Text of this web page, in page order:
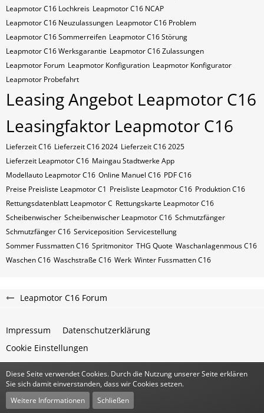
Leapmotor C16 Lochkreis Leapmotor C16 NCAP
Leapmotor C16 Neuzulassungen Leapmotor C16 Problem
Leapmotor C16 Sommerreifen Leapmotor C16 Störung
Leapmotor C16 Werksgarantie Leapmotor C16 Zulassungen
Leapmotor Forum Leapmotor Konfiguration Leapmotor Konfigurator
Leapmotor Probefahrt
Leasing Angebot Leapmotor C16
Leasingfaktor Leapmotor C16
Lieferzeit C16 Lieferzeit C16 2024 Lieferzeit C16 2025
Lieferzeit Leapmotor C16 Maingau Stadtwerke App
Modellauto Leapmotor C16 Online Manuel C16 PDF C16
Preise Preisliste Leapmotor C1 Preisliste Leapmotor C16 Produktion C16
Rettungsdatenblatt Leapmotor C Rettungskarte Leapmotor C16
Scheibenwischer Scheibenwischer Leapmotor​ C16 Schmutzfänger
Schmutzfänger C16 Serviceposition Servicestellung
Sommer Fussmatten C16 Spritmonitor THG Quote Waschanlagenmous C16
Waschen C16 Waschstraße C16 Werk Winter Fussmatten C16
Leapmotor C16 Forum
Impressum
Datenschutzerklärung
Cookie Einstellungen
Community-Software:WoltLab Suite™
Stil:Classicvon
Diese Seite verwendet Cookies. Durch die Nutzung unserer Seite erklären
Sie sich damit einverstanden, dass wir Cookies setzen.
Weitere Informationen
Schließen